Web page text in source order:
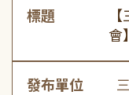
標題
會】
發布單位